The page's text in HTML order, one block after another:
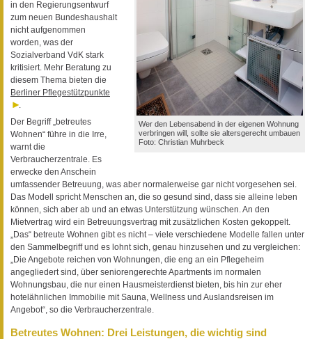
Wer den Lebensabend in der eigenen Wohnung
verbringen will, sollte sie altersgerecht umbauen
Foto: Christian Muhrbeck
in den Regierungsentwurf
zum neuen Bundeshaushalt
nicht aufgenommen
worden, was der
Sozialverband VdK stark
kritisiert. Mehr Beratung zu
diesem Thema bieten die
Berliner Pflegestützpunkte
Der Begriff „betreutes
Wohnen“ führe in die Irre,
warnt die
Verbraucherzentrale. Es
erwecke den Anschein
umfassender Betreuung, was aber normalerweise gar nicht vorgesehen sei.
Das Modell spricht Menschen an, die so gesund sind, dass sie alleine leben
können, sich aber ab und an etwas Unterstützung wünschen. An den
Mietvertrag wird ein Betreuungsvertrag mit zusätzlichen Kosten gekoppelt.
„Das“ betreute Wohnen gibt es nicht – viele verschiedene Modelle fallen unter
den Sammelbegriff und es lohnt sich, genau hinzusehen und zu vergleichen:
„Die Angebote reichen von Wohnungen, die eng an ein Pflegeheim
angegliedert sind, über seniorengerechte Apartments im normalen
Wohnungsbau, die nur einen Hausmeisterdienst bieten, bis hin zur eher
hotelähnlichen Immobilie mit Sauna, Wellness und Auslandsreisen im
Angebot“, so die Verbraucherzentrale.
Betreutes Wohnen: Drei Leistungen, die wichtig sind